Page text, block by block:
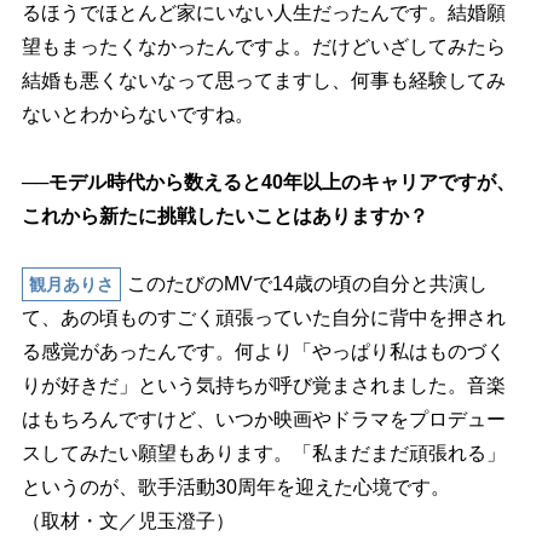
るほうでほとんど家にいない人生だったんです。結婚願
望もまったくなかったんですよ。だけどいざしてみたら
結婚も悪くないなって思ってますし、何事も経験してみ
ないとわからないですね。
──モデル時代から数えると40年以上のキャリアですが、
これから新たに挑戦したいことはありますか？
観月ありさ
このたびのMVで14歳の頃の自分と共演し
て、あの頃ものすごく頑張っていた自分に背中を押され
る感覚があったんです。何より「やっぱり私はものづく
りが好きだ」という気持ちが呼び覚まされました。音楽
はもちろんですけど、いつか映画やドラマをプロデュー
スしてみたい願望もあります。「私まだまだ頑張れる」
というのが、歌手活動30周年を迎えた心境です。
（取材・文／児玉澄子）